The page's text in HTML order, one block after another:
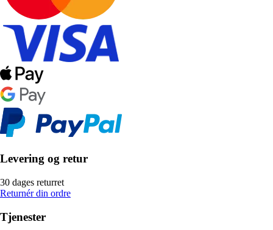
Levering og retur
30 dages returret
Returnér din ordre
Tjenester